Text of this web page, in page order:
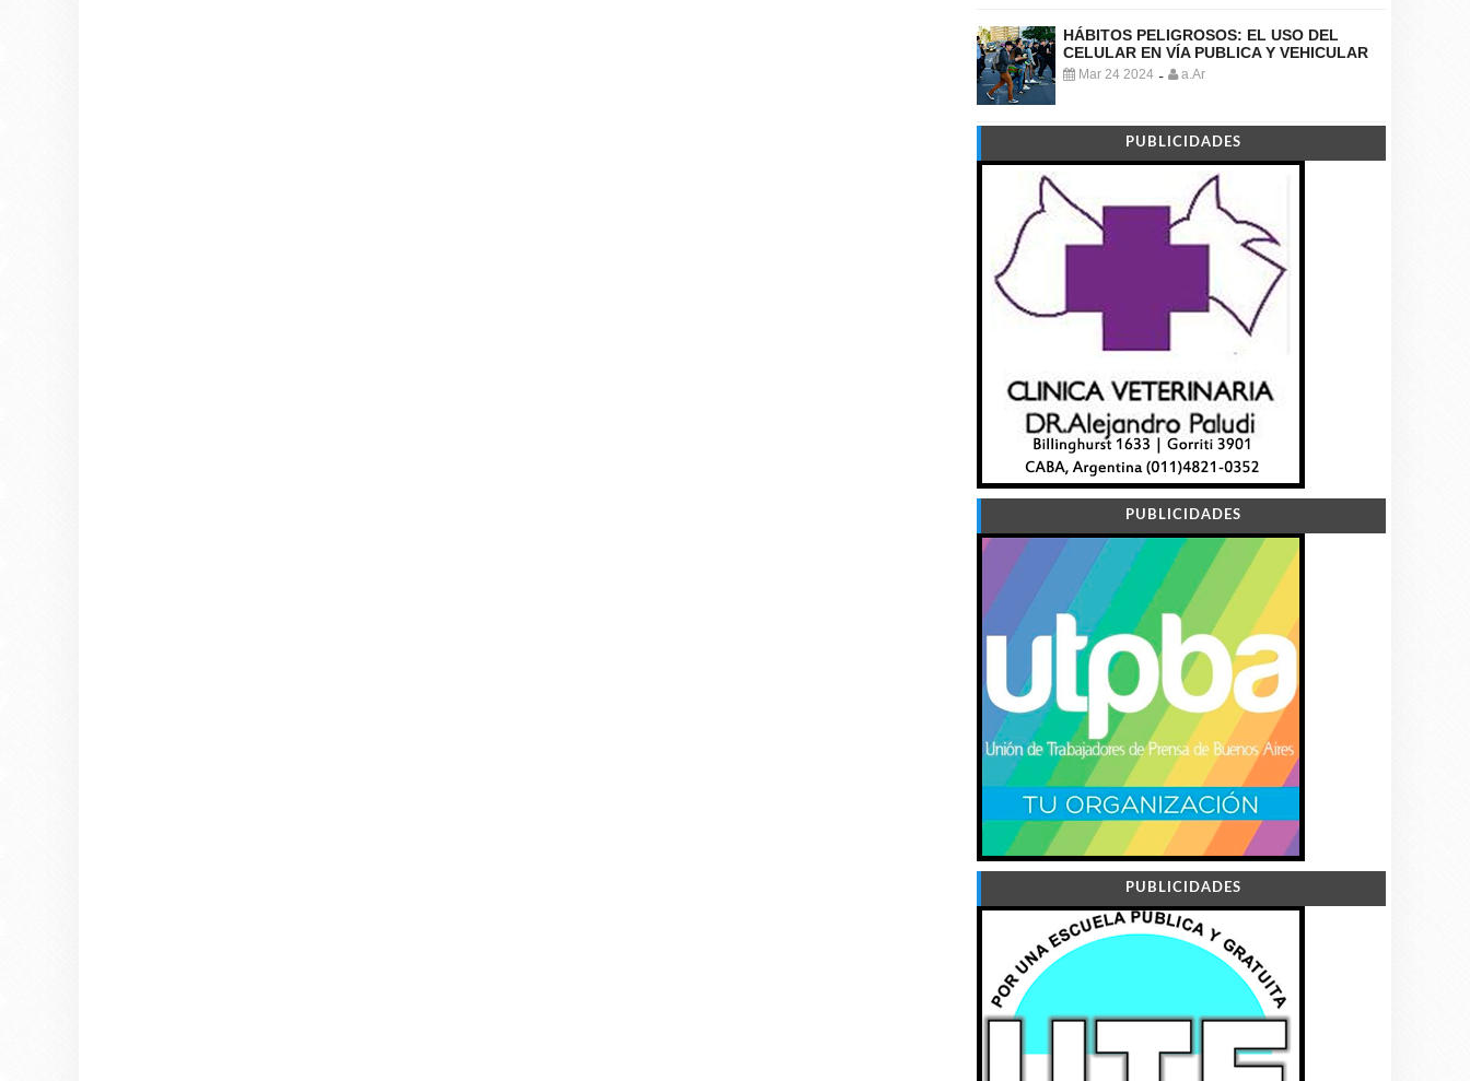
HÁBITOS PELIGROSOS: EL USO DEL
CELULAR EN VÍA PUBLICA Y VEHICULAR
Mar 24 2024 - a.Ar
PUBLICIDADES
PUBLICIDADES
PUBLICIDADES